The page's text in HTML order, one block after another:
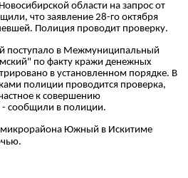
области на запрос от
что заявление 28-го октября
Полиция проводит проверку.
поступало в Межмуниципальный
по факту кражи денежных
в установленном порядке. В
полиции проводится проверка,
к совершению
- сообщили в полиции.
Южный в Искитиме